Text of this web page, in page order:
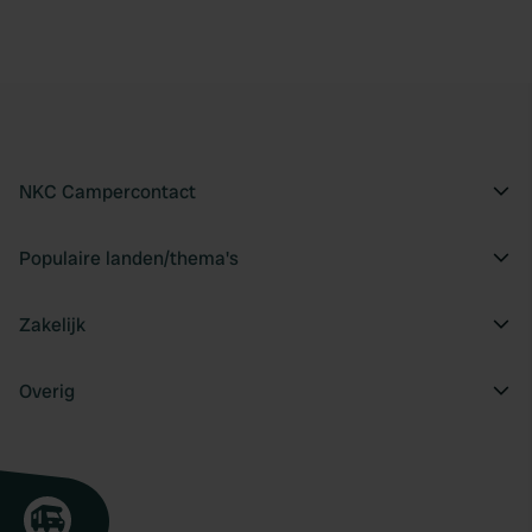
NKC Campercontact
Populaire landen/thema's
Zakelijk
Overig